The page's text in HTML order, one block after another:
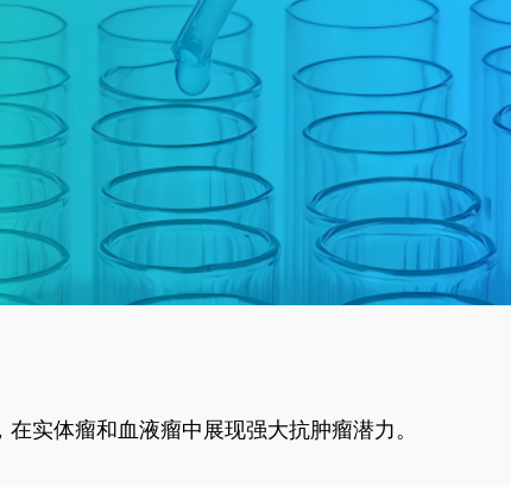
实体瘤和血液瘤中展现强大抗肿瘤潜力。